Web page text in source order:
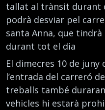
tallat al trànsit durant
podrà desviar pel
santa Anna, que
durant tot el dia
El dimecres 10 de juny
l’entrada del carreró
treballs també
vehicles hi estarà